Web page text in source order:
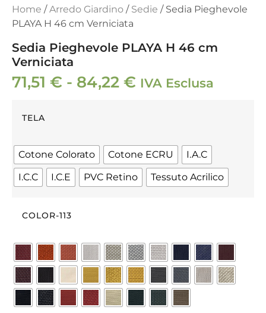
Home /Arredo Giardino / Sedie / Sedia Pieghevole
PLAYA H 46 cm Verniciata
Sedia Pieghevole PLAYA H 46 cm
Verniciata
71,51 € - 84,22 € IVA Esclusa
TELA
Cotone Colorato Cotone ECRU
I.A.C
I.C.C
I.C.E PVC Retino Tessuto Acrilico
COLOR-113